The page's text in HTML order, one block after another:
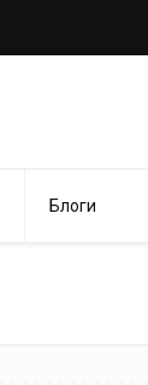
Блоги